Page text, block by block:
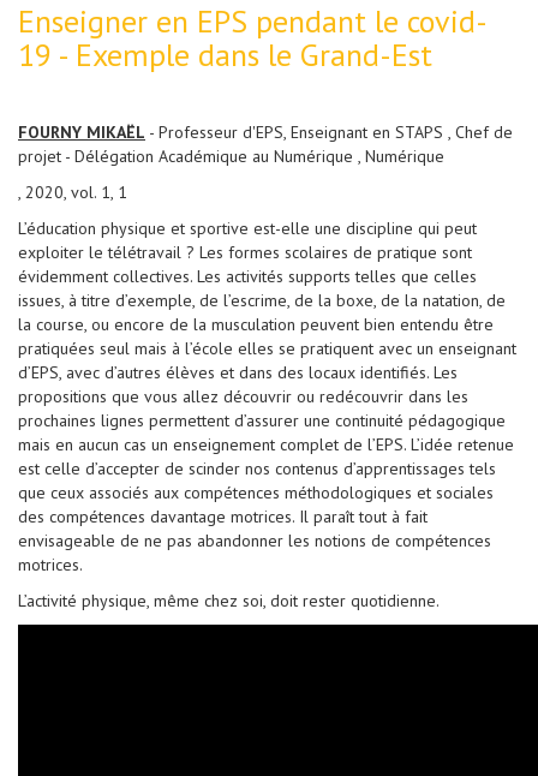
Enseigner en EPS pendant le covid-
19 - Exemple dans le Grand-Est
FOURNY MIKAËL - Professeur d'EPS, Enseignant en STAPS , Chef de
projet - Délégation Académique au Numérique , Numérique
, 2020, vol. 1, 1
L’éducation physique et sportive est-elle une discipline qui peut
exploiter le télétravail ? Les formes scolaires de pratique sont
évidemment collectives. Les activités supports telles que celles
issues, à titre d’exemple, de l’escrime, de la boxe, de la natation, de
la course, ou encore de la musculation peuvent bien entendu être
pratiquées seul mais à l’école elles se pratiquent avec un enseignant
d’EPS, avec d’autres élèves et dans des locaux identifiés. Les
propositions que vous allez découvrir ou redécouvrir dans les
prochaines lignes permettent d’assurer une continuité pédagogique
mais en aucun cas un enseignement complet de l’EPS. L’idée retenue
est celle d’accepter de scinder nos contenus d’apprentissages tels
que ceux associés aux compétences méthodologiques et sociales
des compétences davantage motrices. Il paraît tout à fait
envisageable de ne pas abandonner les notions de compétences
motrices.
L’activité physique, même chez soi, doit rester quotidienne.